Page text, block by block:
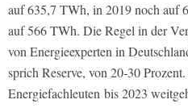
auf 635,7 TWh, in 2019 noch auf
auf 566 TWh. Die Regel in der
von Energieexperten in
sprich Reserve, von 20-30
Energiefachleuten bis 2023